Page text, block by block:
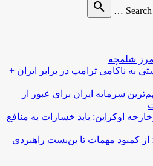
Search …
search
مرز شلمچه
به ناکامی ترامپ در برابر ایران +
سرمایه ایران برای عبور از
اوکراین: باید خسارات به منافع
از کمبود مهمات تا بن‌بست راهبردی